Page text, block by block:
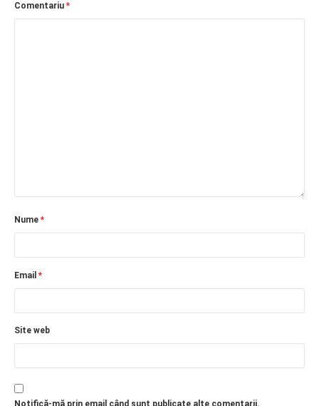
Filme-Carti.ro
Comentariu *
Nume *
Email *
Site web
Notifică-mă prin email când sunt publicate alte comentarii.